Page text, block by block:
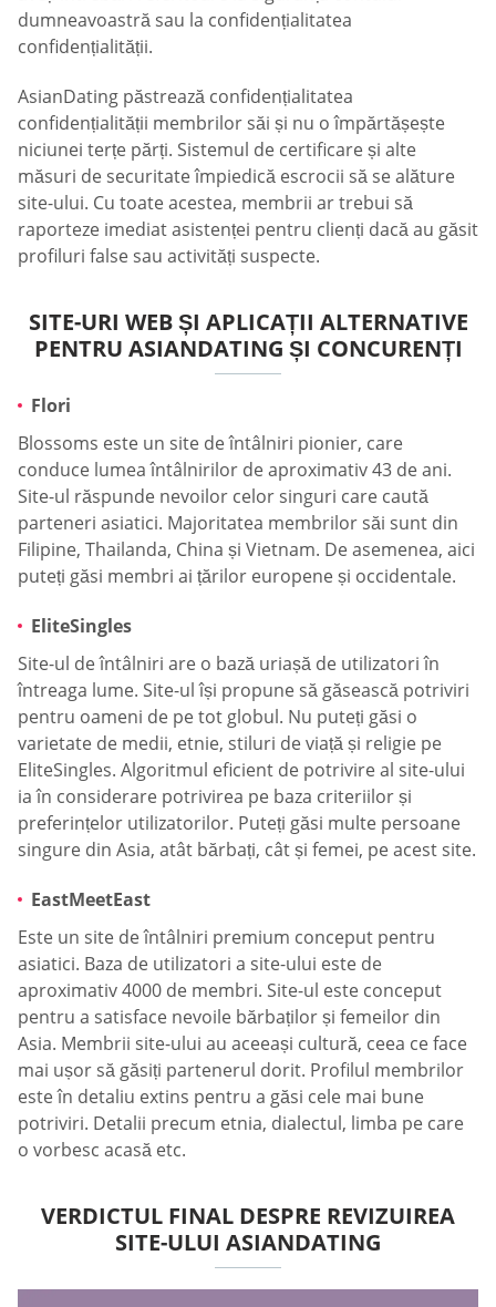
dumneavoastră sau la confidențialitatea
confidențialității.
AsianDating păstrează confidențialitatea
confidențialității membrilor săi și nu o împărtășește
niciunei terțe părți. Sistemul de certificare și alte
măsuri de securitate împiedică escrocii să se alăture
site-ului. Cu toate acestea, membrii ar trebui să
raporteze imediat asistenței pentru clienți dacă au găsit
profiluri false sau activități suspecte.
SITE-URI WEB ȘI APLICAȚII ALTERNATIVE
PENTRU ASIANDATING ȘI CONCURENȚI
Flori
Blossoms este un site de întâlniri pionier, care
conduce lumea întâlnirilor de aproximativ 43 de ani.
Site-ul răspunde nevoilor celor singuri care caută
parteneri asiatici. Majoritatea membrilor săi sunt din
Filipine, Thailanda, China și Vietnam. De asemenea, aici
puteți găsi membri ai țărilor europene și occidentale.
EliteSingles
Site-ul de întâlniri are o bază uriașă de utilizatori în
întreaga lume. Site-ul își propune să găsească potriviri
pentru oameni de pe tot globul. Nu puteți găsi o
varietate de medii, etnie, stiluri de viață și religie pe
EliteSingles. Algoritmul eficient de potrivire al site-ului
ia în considerare potrivirea pe baza criteriilor și
preferințelor utilizatorilor. Puteți găsi multe persoane
singure din Asia, atât bărbați, cât și femei, pe acest site.
EastMeetEast
Este un site de întâlniri premium conceput pentru
asiatici. Baza de utilizatori a site-ului este de
aproximativ 4000 de membri. Site-ul este conceput
pentru a satisface nevoile bărbaților și femeilor din
Asia. Membrii site-ului au aceeași cultură, ceea ce face
mai ușor să găsiți partenerul dorit. Profilul membrilor
este în detaliu extins pentru a găsi cele mai bune
potriviri. Detalii precum etnia, dialectul, limba pe care
o vorbesc acasă etc.
VERDICTUL FINAL DESPRE REVIZUIREA
SITE-ULUI ASIANDATING